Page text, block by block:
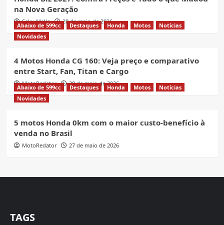
na Nova Geração
Seku Mello 28 de maio de 2026
Abaixo de 599cc Destaques Honda Motos
Notícias
Novidades
4 Motos Honda CG 160: Veja preço e comparativo
entre Start, Fan, Titan e Cargo
MotoRedator 28 de maio de 2026
Abaixo de 599cc Destaques Honda Motos
Notícias
Novidades
5 motos Honda 0km com o maior custo-benefício à
venda no Brasil
MotoRedator 27 de maio de 2026
TAGS